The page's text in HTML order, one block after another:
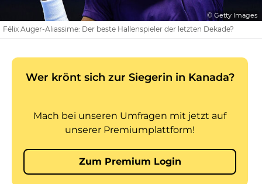
© Getty Images
Félix Auger-Aliassime: Der beste Hallenspieler der letzten Dekade?